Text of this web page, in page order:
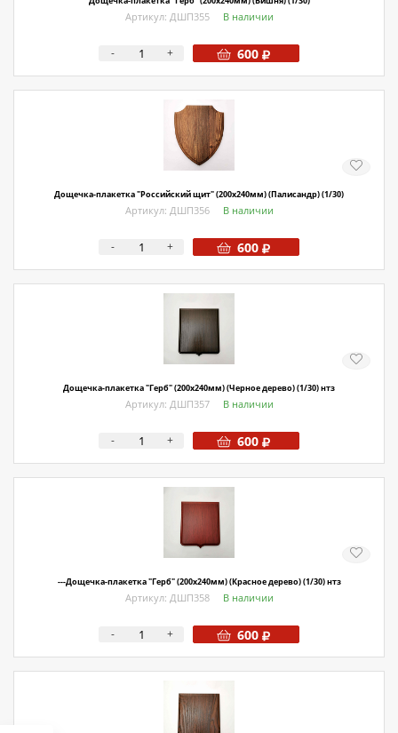
Артикул: ДШП355 В наличии
- + 600
Дощечка-плакетка "Российский щит" (200х240мм) (Палисандр) (1/30)
Артикул: ДШП356 В наличии
- + 600
Дощечка-плакетка "Герб" (200х240мм) (Черное дерево) (1/30) нтз
Артикул: ДШП357 В наличии
- + 600
---Дощечка-плакетка "Герб" (200х240мм) (Красное дерево) (1/30) нтз
Артикул: ДШП358 В наличии
- + 600